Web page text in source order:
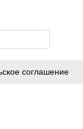
соглашение